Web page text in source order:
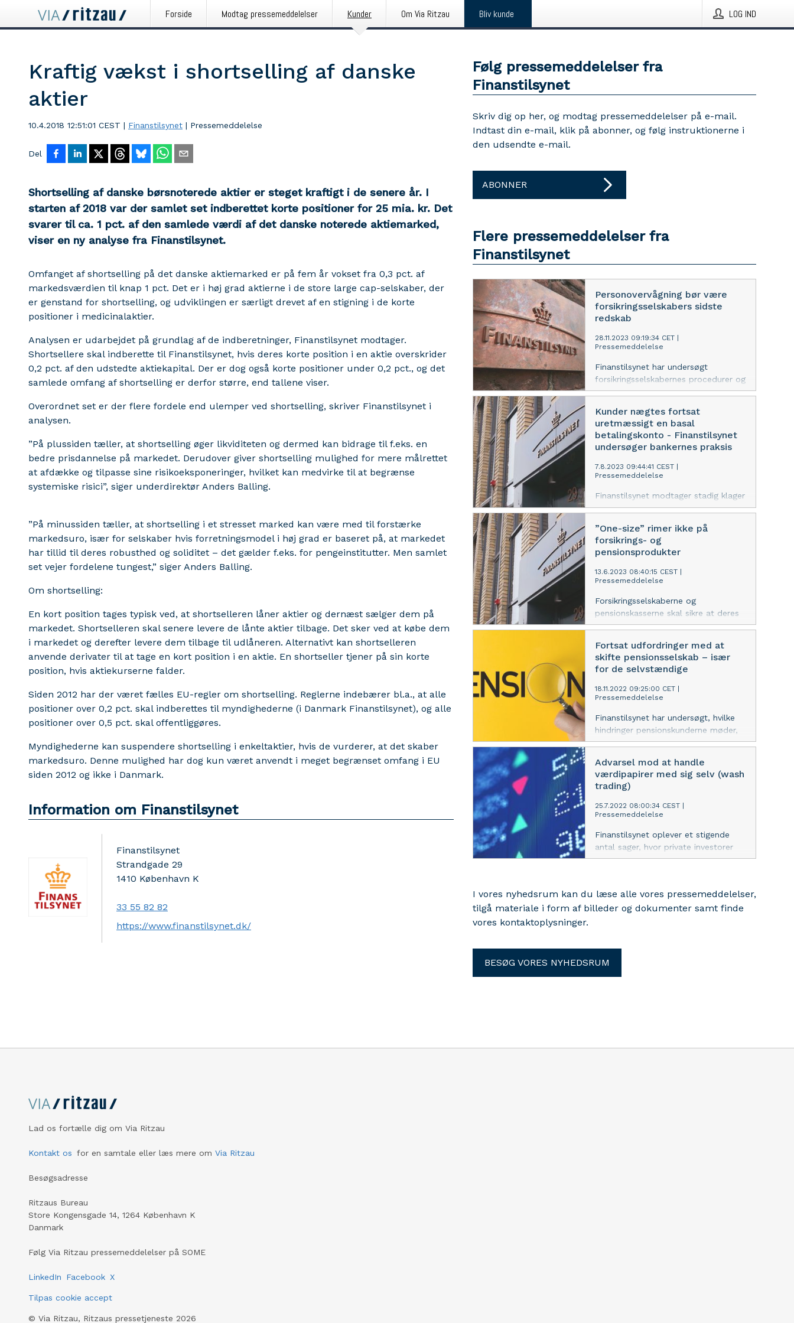
Forside Modtag pressemeddelelser Kunder Om Via Ritzau Bliv kunde LOG IND
Kraftig vækst i shortselling af danske
aktier
10.4.2018 12:51:01 CEST | Finanstilsynet | Pressemeddelelse
Del
Shortselling af danske børsnoterede aktier er steget kraftigt i de senere år. I
starten af 2018 var der samlet set indberettet korte positioner for 25 mia. kr. Det
svarer til ca. 1 pct. af den samlede værdi af det danske noterede aktiemarked,
viser en ny analyse fra Finanstilsynet.
Omfanget af shortselling på det danske aktiemarked er på fem år vokset fra 0,3 pct. af
markedsværdien til knap 1 pct. Det er i høj grad aktierne i de store large cap-selskaber, der
er genstand for shortselling, og udviklingen er særligt drevet af en stigning i de korte
positioner i medicinalaktier.
Analysen er udarbejdet på grundlag af de indberetninger, Finanstilsynet modtager.
Shortsellere skal indberette til Finanstilsynet, hvis deres korte position i en aktie overskrider
0,2 pct. af den udstedte aktiekapital. Der er dog også korte positioner under 0,2 pct., og det
samlede omfang af shortselling er derfor større, end tallene viser.
Overordnet set er der flere fordele end ulemper ved shortselling, skriver Finanstilsynet i
analysen.
”På plussiden tæller, at shortselling øger likviditeten og dermed kan bidrage til f.eks. en
bedre prisdannelse på markedet. Derudover giver shortselling mulighed for mere målrettet
at afdække og tilpasse sine risikoeksponeringer, hvilket kan medvirke til at begrænse
systemiske risici”, siger underdirektør Anders Balling.
”På minussiden tæller, at shortselling i et stresset marked kan være med til forstærke
markedsuro, især for selskaber hvis forretningsmodel i høj grad er baseret på, at markedet
har tillid til deres robusthed og soliditet – det gælder f.eks. for pengeinstitutter. Men samlet
set vejer fordelene tungest,” siger Anders Balling.
Om shortselling:
En kort position tages typisk ved, at shortselleren låner aktier og dernæst sælger dem på
markedet. Shortselleren skal senere levere de lånte aktier tilbage. Det sker ved at købe dem
i markedet og derefter levere dem tilbage til udlåneren. Alternativt kan shortselleren
anvende derivater til at tage en kort position i en aktie. En shortseller tjener på sin korte
position, hvis aktiekurserne falder.
Siden 2012 har der været fælles EU-regler om shortselling. Reglerne indebærer bl.a., at alle
positioner over 0,2 pct. skal indberettes til myndighederne (i Danmark Finanstilsynet), og alle
positioner over 0,5 pct. skal offentliggøres.
Myndighederne kan suspendere shortselling i enkeltaktier, hvis de vurderer, at det skaber
markedsuro. Denne mulighed har dog kun været anvendt i meget begrænset omfang i EU
siden 2012 og ikke i Danmark.
Information om Finanstilsynet
Finanstilsynet
Strandgade 29
1410 København K
33 55 82 82
https://www.finanstilsynet.dk/
Følg pressemeddelelser fra
Finanstilsynet
Skriv dig op her, og modtag pressemeddelelser på e-mail.
Indtast din e-mail, klik på abonner, og følg instruktionerne i
den udsendte e-mail.
ABONNER
Flere pressemeddelelser fra
Finanstilsynet
Personovervågning bør være
forsikringsselskabers sidste
redskab
28.11.2023 09:19:34 CET
Pressemeddelelse
Finanstilsynet har undersøgt
forsikringsselskabernes procedurer og
praksis for personovervågning af
de undersøgte selskaber generelt
overholder reglerne i god skik og
undersøgelsesbekendtgørelsen.
Kunder nægtes fortsat
uretmæssigt en basal
betalingskonto - Finanstilsynet
undersøger bankernes praksis
7.8.2023 09:44:41 CEST
Pressemeddelelse
Finanstilsynet modtager stadig klager
fra bankkunder, der ikke får den
som lovgivningen sikrer dem.
Finanstilsynet har tidligere
indskærpet reglerne overfor
bankerne, og vil nu undersøge,
hvordan bankerne håndterer reglerne.
”One-size” rimer ikke på
forsikrings- og
pensionsprodukter
13.6.2023 08:40:15 CEST
Pressemeddelelse
Forsikringsselskaberne og
pensionskasserne skal sikre at deres
produkter passer til definerede
produktudvikling skal ikke kun gælde
på papiret, de skal virke i praksis. En
ny undersøgelse fra Finanstilsynet
viser, at branchen i praksis fortsat
mangler at tage skridtet fuldt ud og
Fortsat udfordringer med at
skifte pensionsselskab – især
for de selvstændige
18.11.2022 09:25:00 CET
Pressemeddelelse
Finanstilsynet har undersøgt, hvilke
hindringer pensionskunderne møder,
når de ønsker at flytte deres
Konklusionen er, at især selvstændige
har svært ved at få overført deres
hvilende, obligatoriske
pensionsordninger til private aftaler.
Og det strider mod kundens interesse
Advarsel mod at handle
værdipapirer med sig selv (wash
trading)
25.7.2022 08:00:34 CEST
Pressemeddelelse
Finanstilsynet oplever et stigende
antal sager, hvor private investorer
handler værdipapirer med sig selv på
investorer om at begå wash trades,
da det er ulovligt og kan føre til
I vores nyhedsrum kan du læse alle vores pressemeddelelser,
tilgå materiale i form af billeder og dokumenter samt finde
vores kontaktoplysninger.
BESØG VORES NYHEDSRUM
Lad os fortælle dig om Via Ritzau
Kontakt os for en samtale eller læs mere om Via Ritzau
Besøgsadresse
Ritzaus Bureau
Store Kongensgade 14, 1264 København K
Danmark
Følg Via Ritzau pressemeddelelser på SOME
LinkedIn Facebook X
Tilpas cookie accept
© Via Ritzau, Ritzaus pressetjeneste 2026